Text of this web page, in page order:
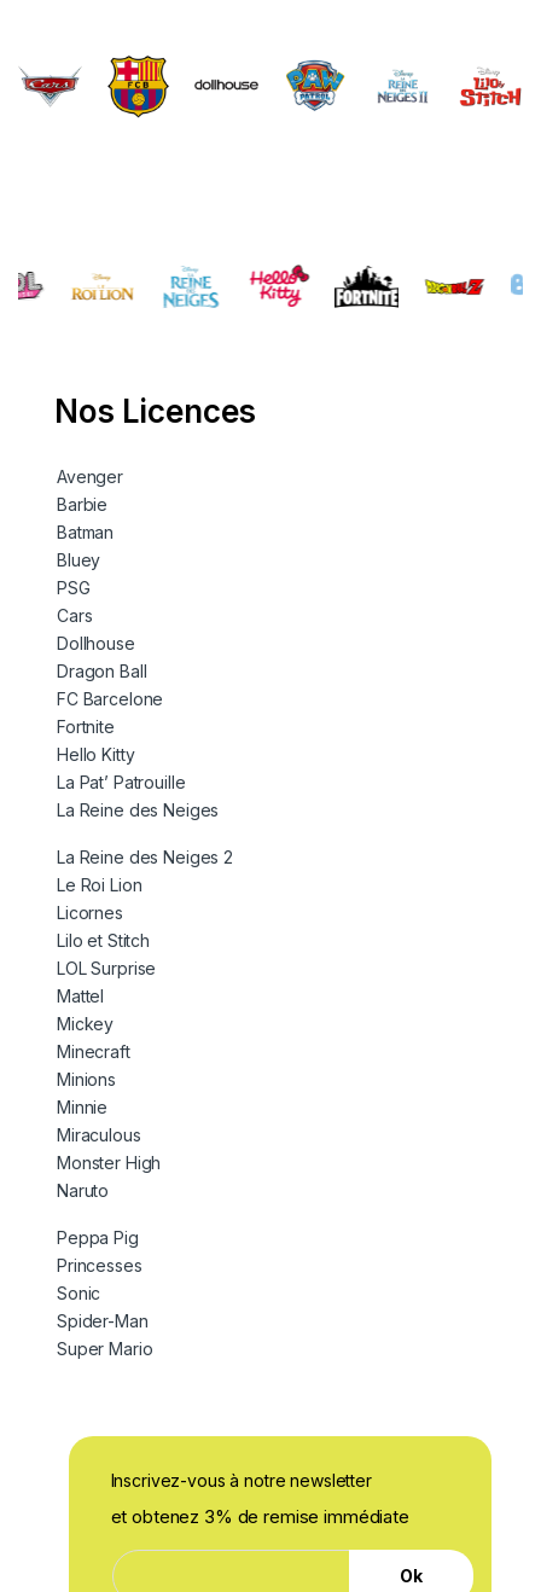
Brands Carousel
Nos Licences
Avenger
Barbie
Batman
Bluey
PSG
Cars
Dollhouse
Dragon Ball
FC Barcelone
Fortnite
Hello Kitty
La Pat’ Patrouille
La Reine des Neiges
La Reine des Neiges 2
Le Roi Lion
Licornes
Lilo et Stitch
LOL Surprise
Mattel
Mickey
Minecraft
Minions
Minnie
Miraculous
Monster High
Naruto
Peppa Pig
Princesses
Sonic
Spider-Man
Super Mario
Inscrivez-vous à notre newsletter
et obtenez 3% de remise immédiate
-
m
E
-
Ok